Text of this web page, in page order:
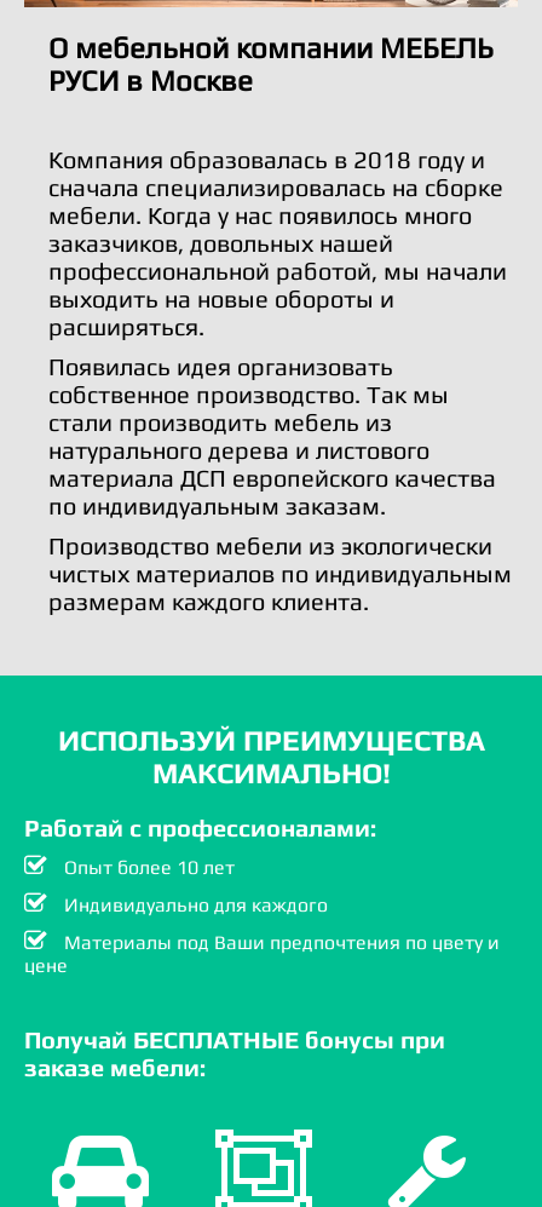
О мебельной компании МЕБЕЛЬ
РУСИ в Москве
Компания образовалась в 2018 году и
сначала специализировалась на сборке
мебели. Когда у нас появилось много
заказчиков, довольных нашей
профессиональной работой, мы начали
выходить на новые обороты и
расширяться.
Появилась идея организовать
собственное производство. Так мы
стали производить мебель из
натурального дерева и листового
материала ДСП европейского качества
по индивидуальным заказам.
Производство мебели из экологически
чистых материалов по индивидуальным
размерам каждого клиента.
ИСПОЛЬЗУЙ ПРЕИМУЩЕСТВА
МАКСИМАЛЬНО!
Работай с профессионалами:
Опыт более 10 лет
Индивидуально для каждого
Материалы под Ваши предпочтения по цвету и
цене
Получай БЕСПЛАТНЫЕ бонусы при
заказе мебели: